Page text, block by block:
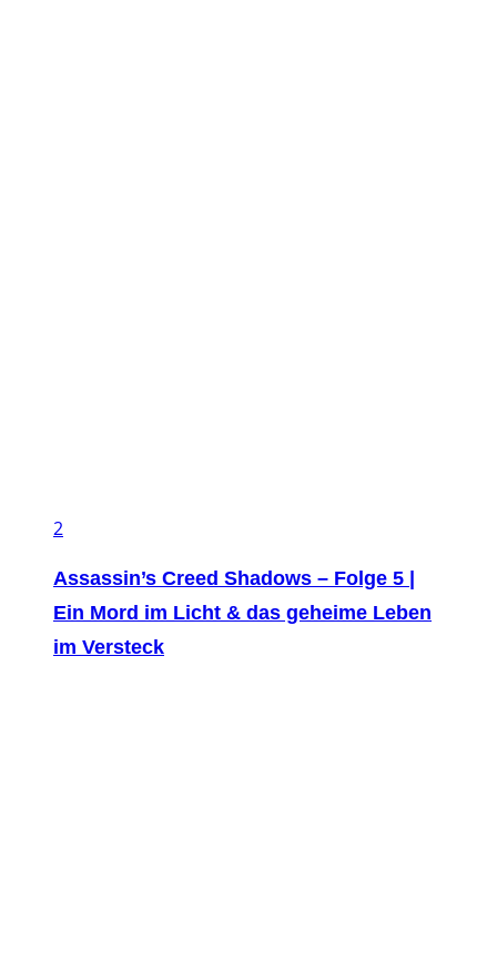
2
Assassin’s Creed Shadows – Folge 5 |
Ein Mord im Licht & das geheime Leben
im Versteck